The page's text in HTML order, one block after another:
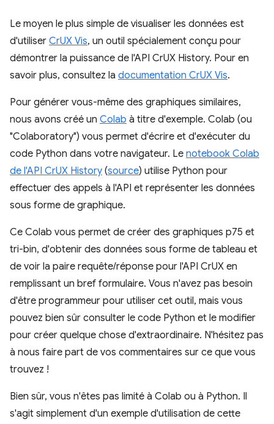
Le moyen le plus simple de visualiser les données est
d'utiliser CrUX Vis, un outil spécialement conçu pour
démontrer la puissance de l'API CrUX History. Pour en
savoir plus, consultez la documentation CrUX Vis.
Pour générer vous-même des graphiques similaires,
nous avons créé un Colab à titre d'exemple. Colab (ou
"Colaboratory") vous permet d'écrire et d'exécuter du
code Python dans votre navigateur. Le notebook Colab
de l'API CrUX History (source) utilise Python pour
effectuer des appels à l'API et représenter les données
sous forme de graphique.
Ce Colab vous permet de créer des graphiques p75 et
tri-bin, d'obtenir des données sous forme de tableau et
de voir la paire requête/réponse pour l'API CrUX en
remplissant un bref formulaire. Vous n'avez pas besoin
d'être programmeur pour utiliser cet outil, mais vous
pouvez bien sûr consulter le code Python et le modifier
pour créer quelque chose d'extraordinaire. N'hésitez pas
à nous faire part de vos commentaires sur ce que vous
trouvez !
Bien sûr, vous n'êtes pas limité à Colab ou à Python. Il
s'agit simplement d'un exemple d'utilisation de cette